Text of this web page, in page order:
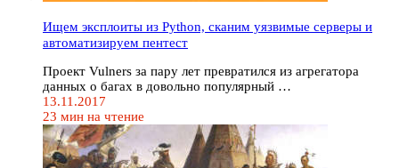
Ищем эксплоиты из Python, сканим уязвимые серверы и
автоматизируем пентест
Проект Vulners за пару лет превратился из агрегатора
данных о багах в довольно популярный …
13.11.2017
23 мин на чтение